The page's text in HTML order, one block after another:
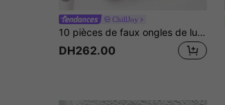
ChillJoy
10 pièces de faux ongles de luxe faits à la main, ensemble d'art des ongles en polygel, design de pétales, vernis à ongles blanc, style élégant, comprend des outils pour les ongles, 3 tailles disponibles, forme amande/canard/cercueil, convient pour les fêtes, la danse, le port quotidien
DH262.00